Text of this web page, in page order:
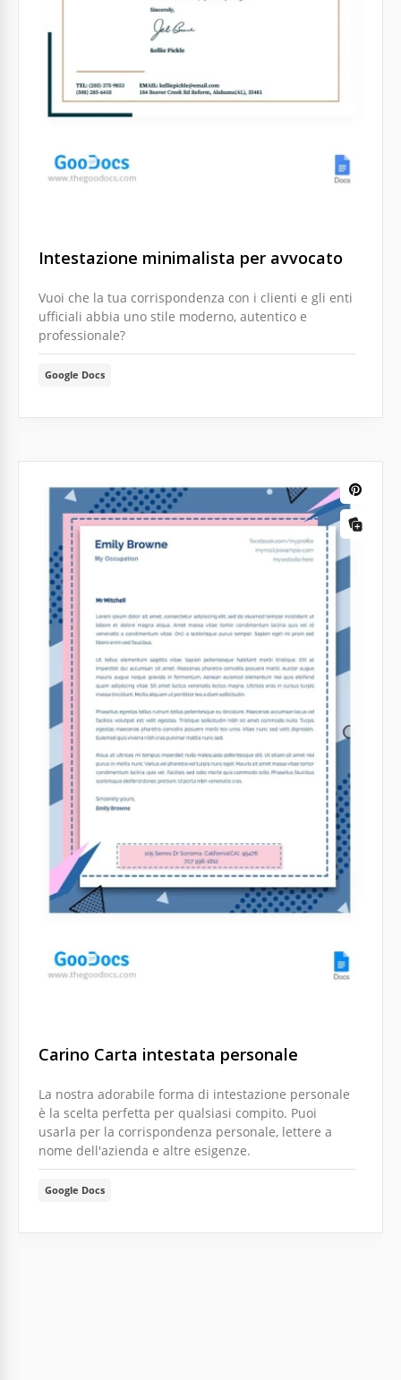
Intestazione minimalista per avvocato
Vuoi che la tua corrispondenza con i clienti e gli enti
ufficiali abbia uno stile moderno, autentico e
professionale?
Google Docs
Carino Carta intestata personale
La nostra adorabile forma di intestazione personale
è la scelta perfetta per qualsiasi compito. Puoi
usarla per la corrispondenza personale, lettere a
nome dell'azienda e altre esigenze.
Google Docs